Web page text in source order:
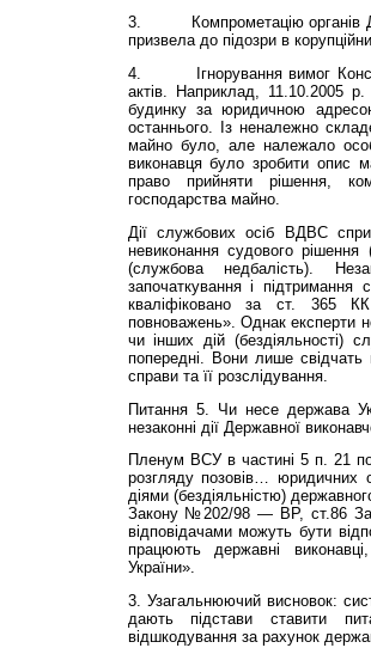
3. Компрометацію органів
призвела до підозри в
4. Ігнорування вимог
актів. Наприклад, 11.10.2005
будинку за юридичною
останнього. Із неналежно
майно було, але належало
виконавця було зробити опис
право прийняти рішення,
господарства майно.
Дії службових осіб ВДВС
невиконання судового
(службова недбалість).
започаткування і
кваліфіковано за ст. 365
повноважень». Однак експерти
чи інших дій (бездіяльності)
попередні. Вони лише свідчать
справи та її розслідування.
Питання 5. Чи несе держава
незаконні дії Державної
Пленум ВСУ в частині 5 п. 21
розгляду позовів… юридичних
діями (бездіяльністю)
Закону №202/98 — ВР, ст.86
відповідачами можуть бути
працюють державні
України».
3. Узагальнюючий висновок:
дають підстави ставити
відшкодування за рахунок